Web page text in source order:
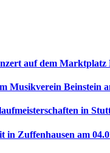
auf dem Marktplatz
Musikverein Beinstein
in
in Zuffenhausen am